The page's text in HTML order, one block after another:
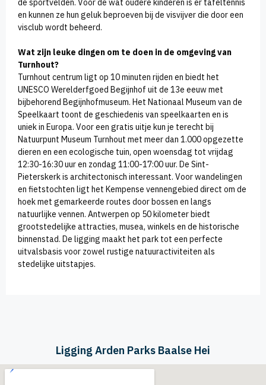
de sportvelden. Voor de wat oudere kinderen is er tafeltennis
en kunnen ze hun geluk beproeven bij de visvijver die door een
visclub wordt beheerd.
Wat zijn leuke dingen om te doen in de omgeving van
Turnhout?
Turnhout centrum ligt op 10 minuten rijden en biedt het
UNESCO Werelderfgoed Begijnhof uit de 13e eeuw met
bijbehorend Begijnhofmuseum. Het Nationaal Museum van de
Speelkaart toont de geschiedenis van speelkaarten en is
uniek in Europa. Voor een gratis uitje kun je terecht bij
Natuurpunt Museum Turnhout met meer dan 1.000 opgezette
dieren en een ecologische tuin, open woensdag tot vrijdag
12:30-16:30 uur en zondag 11:00-17:00 uur. De Sint-
Pieterskerk is architectonisch interessant. Voor wandelingen
en fietstochten ligt het Kempense vennengebied direct om de
hoek met gemarkeerde routes door bossen en langs
natuurlijke vennen. Antwerpen op 50 kilometer biedt
grootstedelijke attracties, musea, winkels en de historische
binnenstad. De ligging maakt het park tot een perfecte
uitvalsbasis voor zowel rustige natuuractiviteiten als
stedelijke uitstapjes.
Ligging Arden Parks Baalse Hei